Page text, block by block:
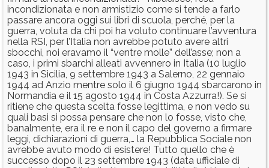
incondizionata e non armistizio come si tende a farlo
passare ancora oggi sui libri di scuola, perché, per la
guerra, voluta da chi poi ha voluto continuare l’avventura
nella RSI, per l’Italia non avrebbe potuto avere altri
sbocchi, noi eravamo il “ventre molle” dell’asse; non a
caso, i primi sbarchi alleati avvennero in Italia (10 luglio
1943 in Sicilia, 9 settembre 1943 a Salerno, 22 gennaio
1944 ad Anzio mentre solo il 6 giugno 1944 sbarcarono in
Normandia e il 15 agosto 1944 in Costa Azzurra!). Se si
ritiene che questa scelta fosse legittima, e non vedo su
quali basi si possa pensare che non lo fosse, visto che,
banalmente, era il re e non il capo del governo a firmare
leggi, dichiarazioni di guerra,… la Repubblica Sociale non
avrebbe avuto modo di esistere! Tutto quello che è
successo dopo il 23 settembre 1943 (data ufficiale di